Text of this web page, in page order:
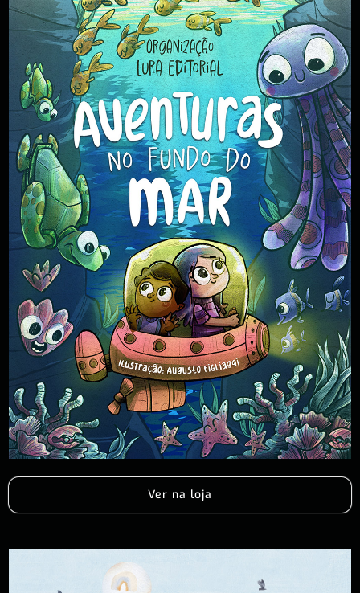
Ver na loja